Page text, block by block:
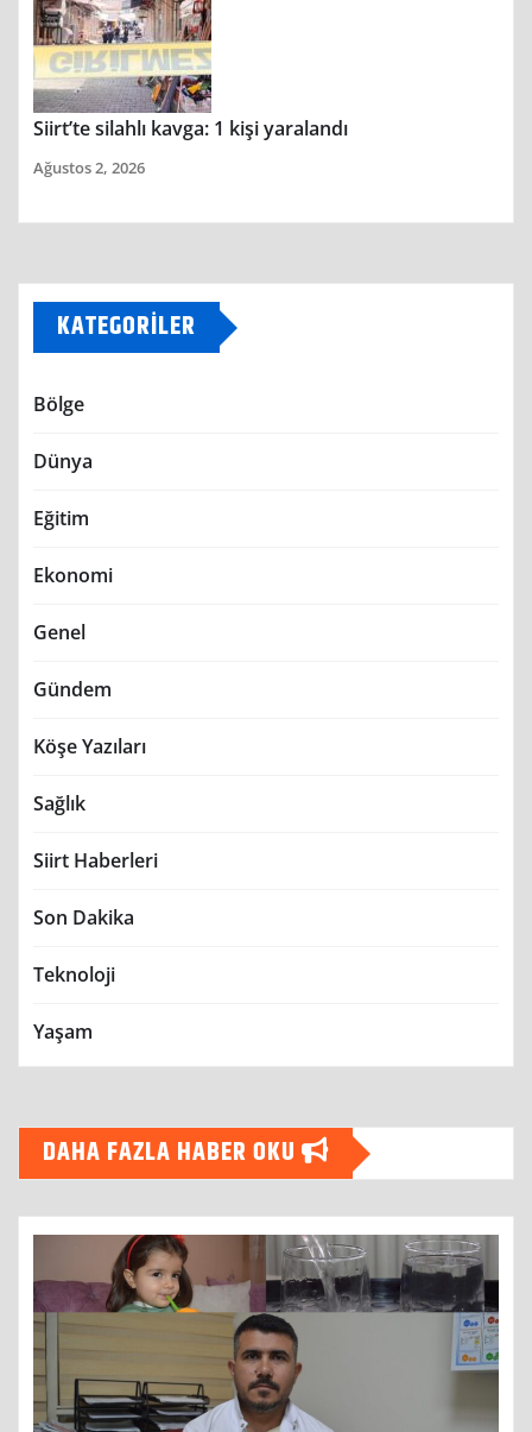
Siirt’te silahlı kavga: 1 kişi yaralandı
Ağustos 2, 2026
KATEGORILER
Bölge
Dünya
Eğitim
Ekonomi
Genel
Gündem
Köşe Yazıları
Sağlık
Siirt Haberleri
Son Dakika
Teknoloji
Yaşam
DAHA FAZLA HABER OKU